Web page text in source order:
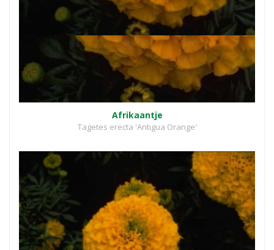
Afrikaantje
Tagetes erecta 'Antigua Orange'